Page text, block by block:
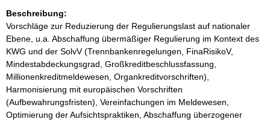
Beschreibung:
Vorschläge zur Reduzierung der Regulierungslast auf nationaler
Ebene, u.a. Abschaffung übermäßiger Regulierung im Kontext des
KWG und der SolvV (Trennbankenregelungen, FinaRisikoV,
Mindestabdeckungsgrad, Großkreditbeschlussfassung,
Millionenkreditmeldewesen, Organkreditvorschriften),
Harmonisierung mit europäischen Vorschriften
(Aufbewahrungsfristen), Vereinfachungen im Meldewesen,
Optimierung der Aufsichtspraktiken, Abschaffung überzogener